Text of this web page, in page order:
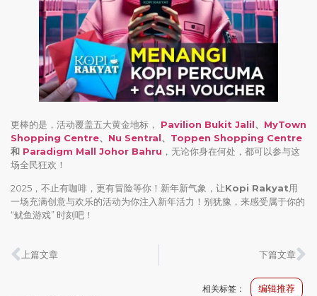
更棒的是，活动覆盖五大黄金地标， Pavilion Bukit Jalil、 MyTown
Shopping Centre、 Nu Sentral、 Toppen Shopping Centre
和 Paradigm Mall Johor Bahru ，无论你身在何处，都可以参与这
场全民狂欢！
2025，不止有咖啡，更有冒险等你！新年新气象，让Kopi Rakyat用
一场充满创意与欢乐的活动为你注入新年活力！别犹豫，来感受属于你的
“鱿鱼游戏” 时刻吧！
上篇文章 下篇文章
相关标签： 编辑推荐